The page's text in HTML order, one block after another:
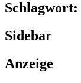
Schlagwort:
Sidebar
Anzeige